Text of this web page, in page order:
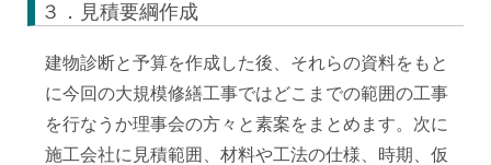
３．見積要綱作成
建物診断と予算を作成した後、それらの資料をもと
に今回の大規模修繕工事ではどこまでの範囲の工事
を行なうか理事会の方々と素案をまとめます。次に
施工会社に見積範囲、材料や工法の仕様、時期、仮